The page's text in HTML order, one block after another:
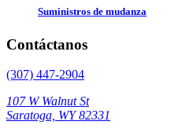
Suministros de mudanza
Contáctanos
(307) 447-2904
107 W Walnut St
Saratoga, WY 82331